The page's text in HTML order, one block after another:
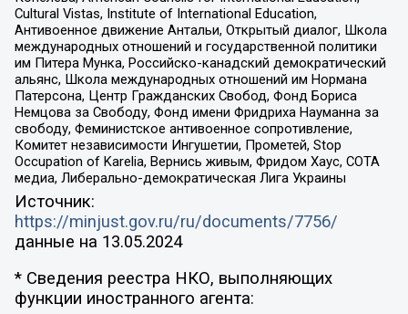
Cultural Vistas, Institute of International Education,
Антивоенное движение Антальи, Открытый диалог, Школа
международных отношений и государственной политики
им Питера Мунка, Российско-канадский демократический
альянс, Школа международных отношений им Нормана
Патерсона, Центр Гражданских Свобод, Фонд Бориса
Немцова за Свободу, Фонд имени Фридриха Науманна за
свободу, Феминистское антивоенное сопротивление,
Комитет независимости Ингушетии, Прометей, Stop
Occupation of Karelia, Вернись живым, Фридом Хаус, СОТА
медиа, Либерально-демократическая Лига Украины
Источник:
https://minjust.gov.ru/ru/documents/7756/
данные на 13.05.2024
* Сведения реестра НКО, выполняющих
функции иностранного агента: